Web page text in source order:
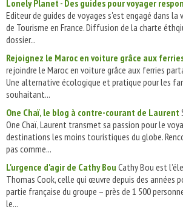
Lonely Planet - Des guides pour voyager
Editeur de guides de voyages s'est engagé dans
de Tourisme en France. Diffusion de la charte
dossier...
Rejoignez le Maroc en voiture grâce aux
rejoindre le Maroc en voiture grâce aux ferries
Une alternative écologique et pratique pour les
souhaitant...
One Chaï, le blog à contre-courant de Laurent
One Chaï, Laurent transmet sa passion pour le
destinations les moins touristiques du globe.
pas comme...
L'urgence d'agir de Cathy BouCathy Bou est
Thomas Cook, celle qui œuvre depuis des années
partie française du groupe – près de 1 500
le...